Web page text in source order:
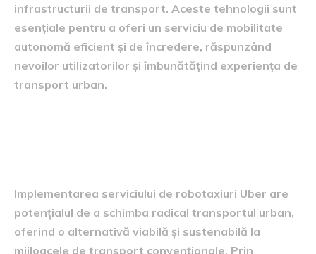
infrastructurii de transport. Aceste tehnologii sunt
esențiale pentru a oferi un serviciu de mobilitate
autonomă eficient și de încredere, răspunzând
nevoilor utilizatorilor și îmbunătățind experiența de
transport urban.
Implementarea serviciului de robotaxiuri Uber are
potențialul de a schimba radical transportul urban,
oferind o alternativă viabilă și sustenabilă la
mijloacele de transport convenționale. Prin